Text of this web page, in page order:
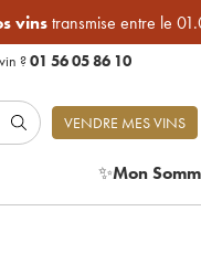
vinstransmise entre le
?01 56 05 86 10
VENDRE MES VINS
✨Mon